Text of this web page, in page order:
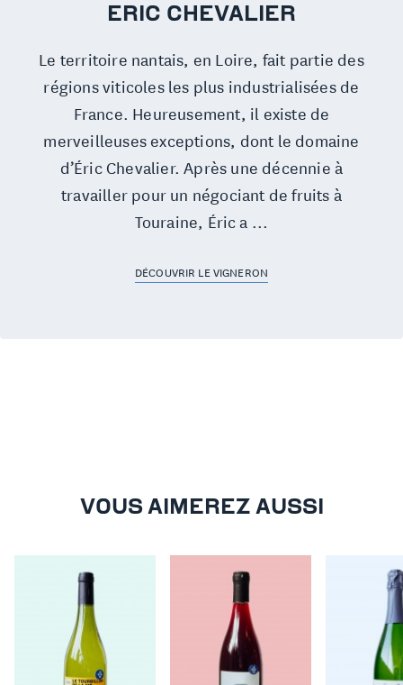
ERIC CHEVALIER
Le territoire nantais, en Loire, fait partie des
régions viticoles les plus industrialisées de
France. Heureusement, il existe de
merveilleuses exceptions, dont le domaine
d’Éric Chevalier. Après une décennie à
travailler pour un négociant de fruits à
Touraine, Éric a ...
DÉCOUVRIR LE VIGNERON
VOUS AIMEREZ AUSSI